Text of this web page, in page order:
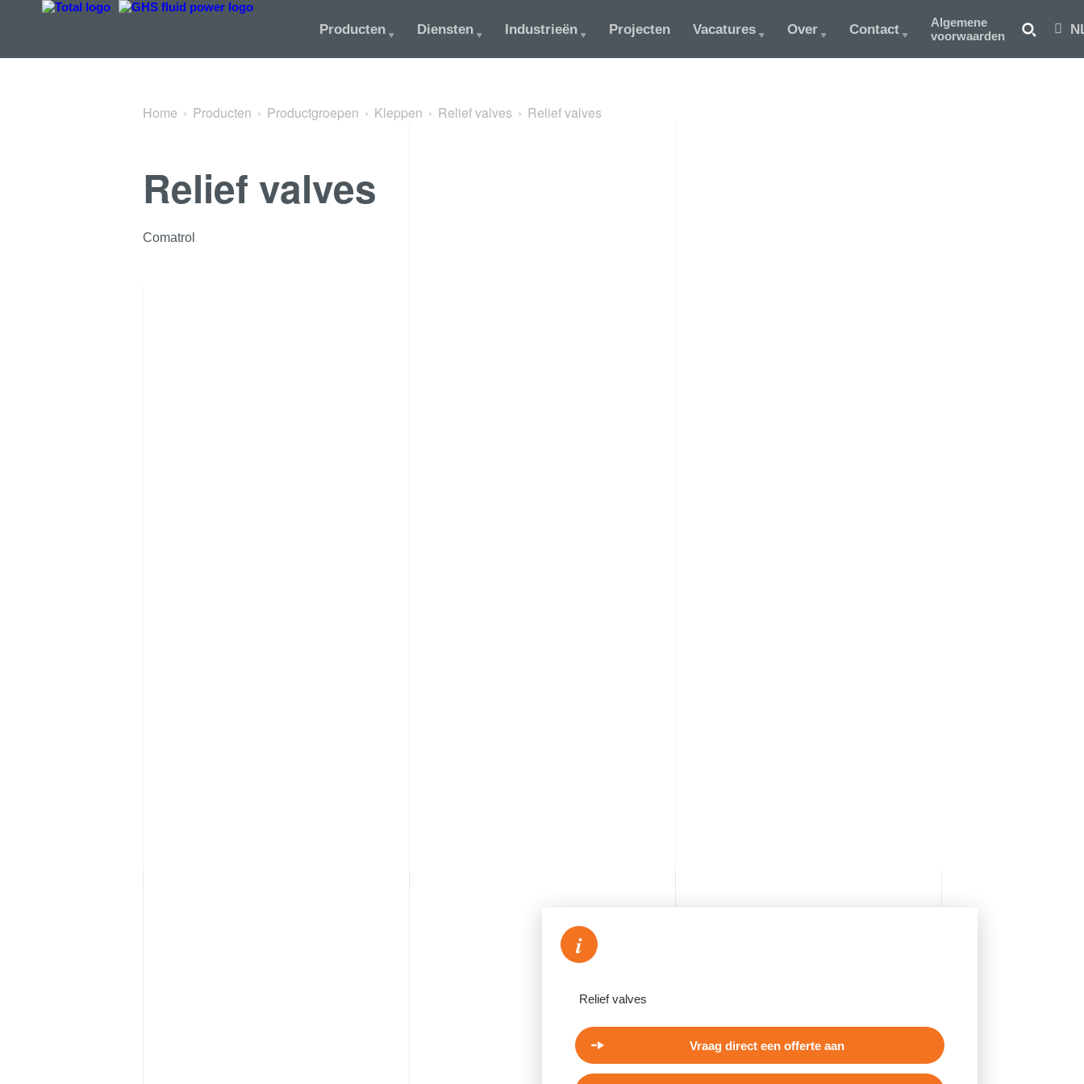
Terug naar Relief valves
Home Producten Productgroepen Kleppen Relief valves Relief valves
Relief valves
Comatrol
i
Relief valves
Vraag direct een offerte aan
Producten Diensten Industrieën Projecten Vacatures Over Contact
Algemene
voorwaarden